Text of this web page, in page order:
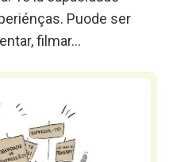
Puode ser
filmar…